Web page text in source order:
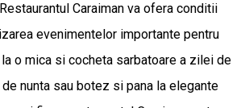
Caraiman va ofera conditii
evenimentelor importante pentru
o mica si cocheta sarbatoare a zilei de
nunta sau botez si pana la elegante